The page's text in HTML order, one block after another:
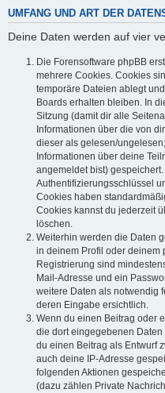
UMFANG UND ART DER
Deine Daten werden auf vier
Die Forensoftware phpBB
mehrere Cookies. Cookies
temporäre Dateien ablegt
Boards erhalten bleiben. In
Sitzung (damit dir alle
Informationen über die von
dieser als gelesen/
Informationen über deine
angemeldet bist)
Authentifizierungsschlüssel
Cookies haben
Cookies kannst du jederzeit
löschen.
Weiterhin werden die Daten
in deinem Profil oder deinem
Registrierung sind
Mail-Adresse und ein
weitere Daten als notwendig
deren Eingabe ersichtlich.
Wenn du einen Beitrag oder
die dort eingegebenen
du einen Beitrag als Entwurf
auch deine IP-Adresse
folgenden Aktionen
(dazu zählen Private